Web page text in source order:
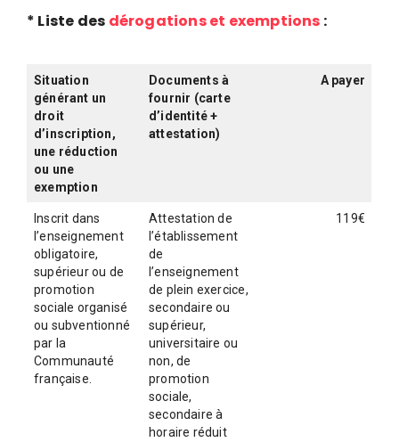
V
* Liste des dérogations et exemptions :
Situation
générant un
droit
d’inscription,
une réduction
ou une
exemption
Documents à
fournir (carte
d’identité +
attestation)
A payer
Inscrit dans
l’enseignement
obligatoire,
supérieur ou de
promotion
sociale organisé
ou subventionné
par la
Communauté
française.
Attestation de
l’établissement
de
l’enseignement
de plein exercice,
secondaire ou
supérieur,
universitaire ou
non, de
promotion
sociale,
secondaire à
horaire réduit
119€